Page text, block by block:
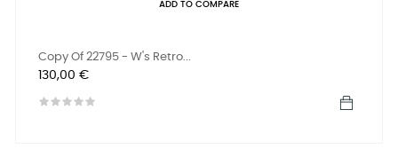
ADD TO COMPARE
Copy Of 22795 - W's Retro...
Preis
130,00 €